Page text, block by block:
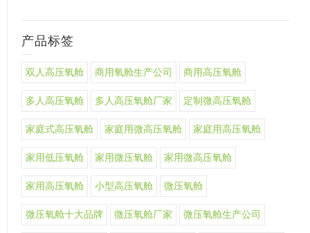
产品标签
双人高压氧舱 商用氧舱生产公司 商用高压氧舱
多人高压氧舱 多人高压氧舱厂家 定制微高压氧舱
家庭式高压氧舱 家庭用微高压氧舱 家庭用高压氧舱
家用低压氧舱 家用微压氧舱 家用微高压氧舱
家用高压氧舱 小型高压氧舱 微压氧舱
微压氧舱十大品牌 微压氧舱厂家 微压氧舱生产公司